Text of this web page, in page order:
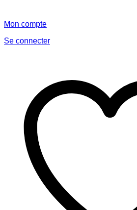
Mon compte
Se connecter